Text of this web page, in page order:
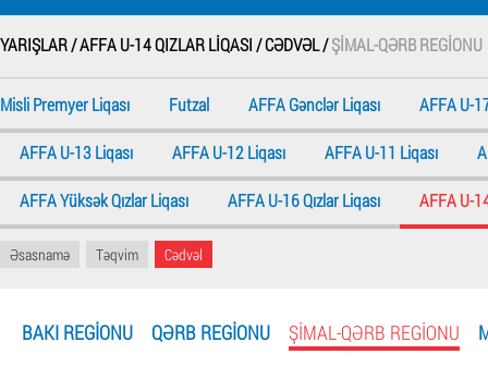
YARIŞLAR /AFFA U-14 QIZLAR LIQASI /CƏDVƏL /ŞIMAL-QƏRB REGIONU
Misli Premyer Liqası Futzal AFFA Gənclər Liqası AFFA U-
AFFA U-13 Liqası AFFA U-12 Liqası AFFA U-11 Liqası
AFFA Yüksək Qızlar Liqası AFFA U-16 Qızlar Liqası AFFA U-
Əsasnamə Təqvim Cədvəl
BAKI REGIONU QƏRB REGIONU ŞIMAL-QƏRB REGIONU